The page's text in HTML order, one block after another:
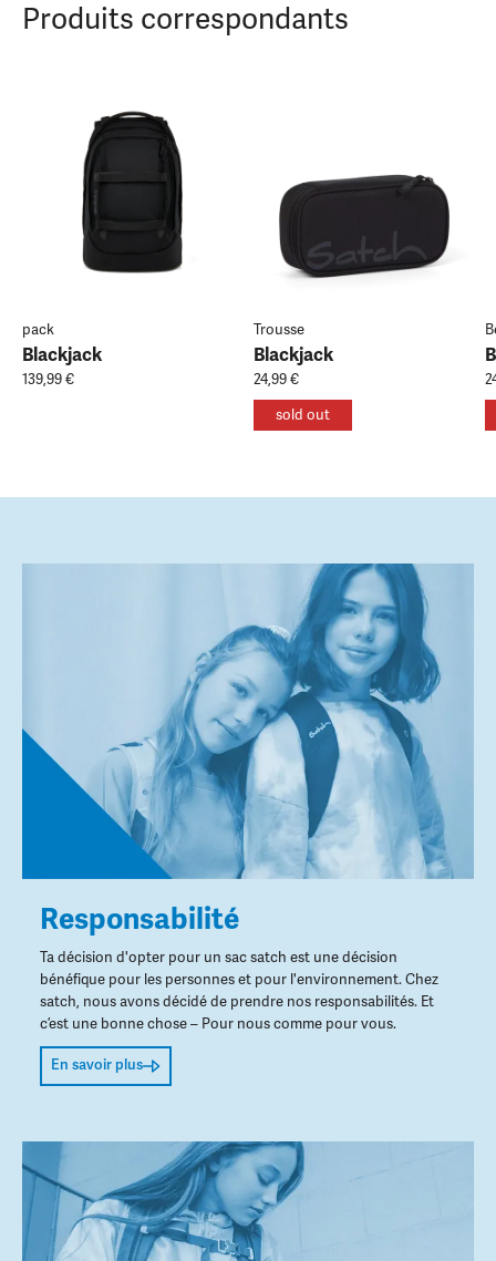
Produits correspondants
pack
Blackjack
139,99 €
Trousse
Blackjack
24,99 €
sold out
Responsabilité
Ta décision d'opter pour un sac satch est une décision
bénéfique pour les personnes et pour l'environnement. Chez
satch, nous avons décidé de prendre nos responsabilités. Et
c’est une bonne chose – Pour nous comme pour vous.
En savoir plus